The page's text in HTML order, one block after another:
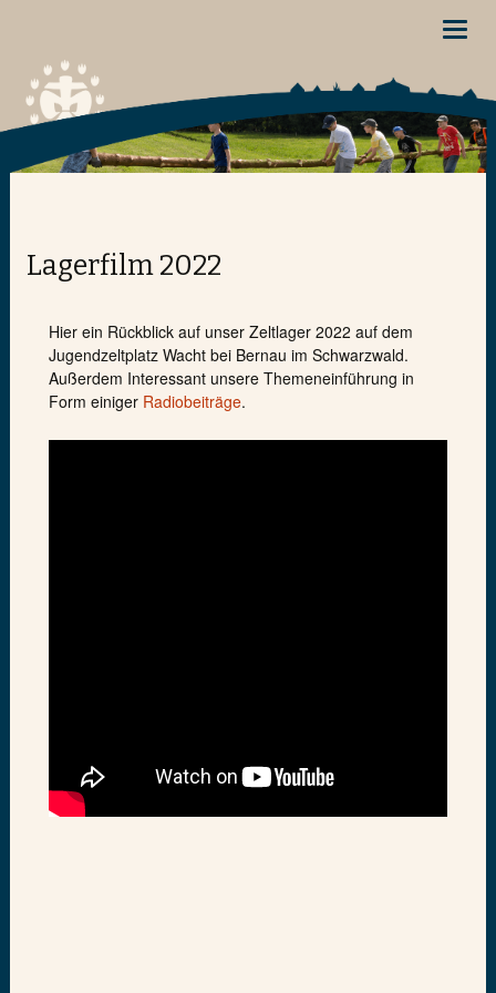
Lagerfilm 2022
Hier ein Rückblick auf unser Zeltlager 2022 auf dem
Jugendzeltplatz Wacht bei Bernau im Schwarzwald.
Außerdem Interessant unsere Themeneinführung in
Form einiger Radiobeiträge.